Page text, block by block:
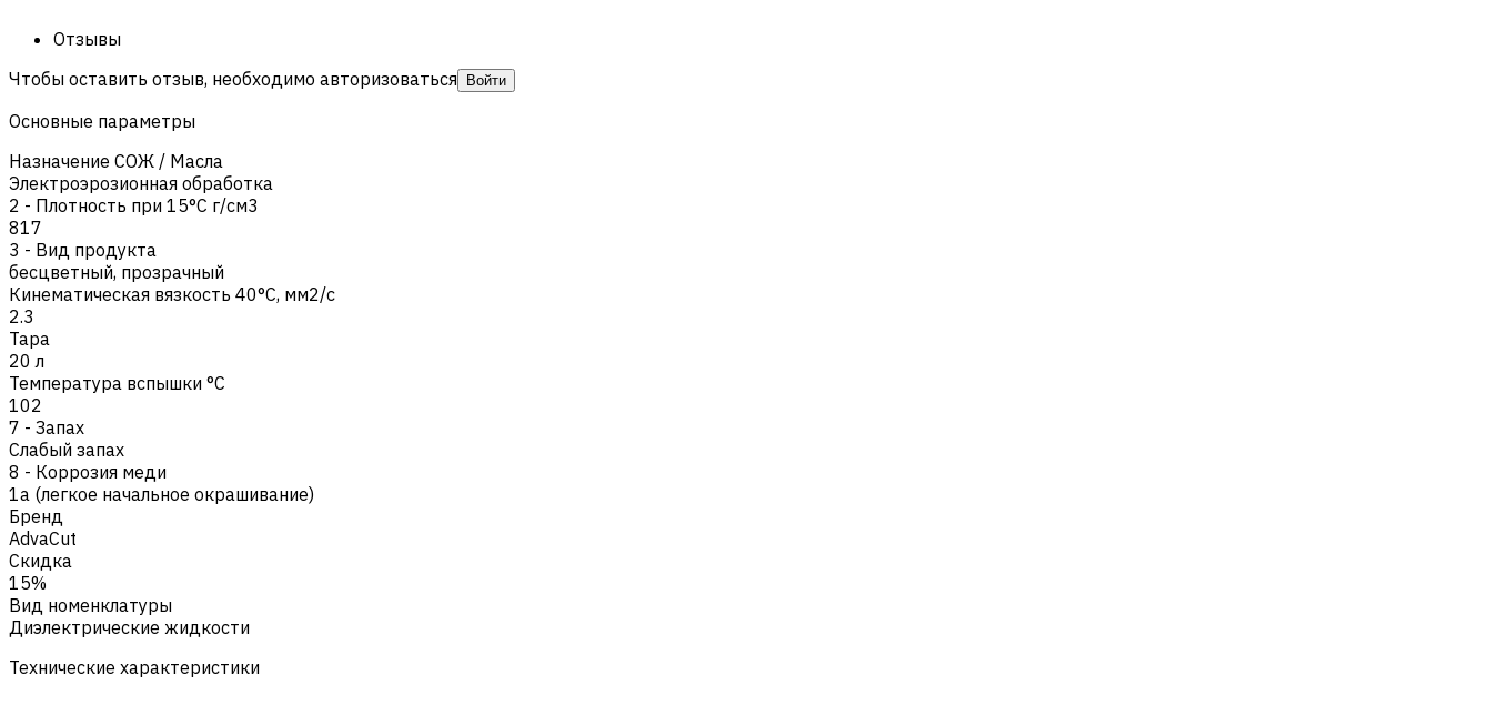
Отзывы
Чтобы оставить отзыв, необходимо авторизоваться
Войти
Основные параметры
Назначение СОЖ / Масла
Электроэрозионная обработка
2 - Плотность при 15°C г/см3
817
3 - Вид продукта
бесцветный, прозрачный
Кинематическая вязкость 40°C, мм2/с
2.3
Тара
20 л
Температура вспышки °C
102
7 - Запах
Cлабый запах
8 - Коррозия меди
1a (легкое начальное окрашивание)
Бренд
AdvaCut
Скидка
15%
Вид номенклатуры
Диэлектрические жидкости
Технические характеристики